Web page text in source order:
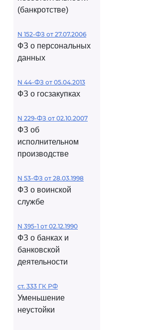
(банкротстве)
N 152-ФЗ от 27.07.2006
ФЗ о персональных
данных
N 44-ФЗ от 05.04.2013
ФЗ о госзакупках
N 229-ФЗ от 02.10.2007
ФЗ об
исполнительном
производстве
N 53-ФЗ от 28.03.1998
ФЗ о воинской
службе
N 395-1 от 02.12.1990
ФЗ о банках и
банковской
деятельности
ст. 333 ГК РФ
Уменьшение
неустойки